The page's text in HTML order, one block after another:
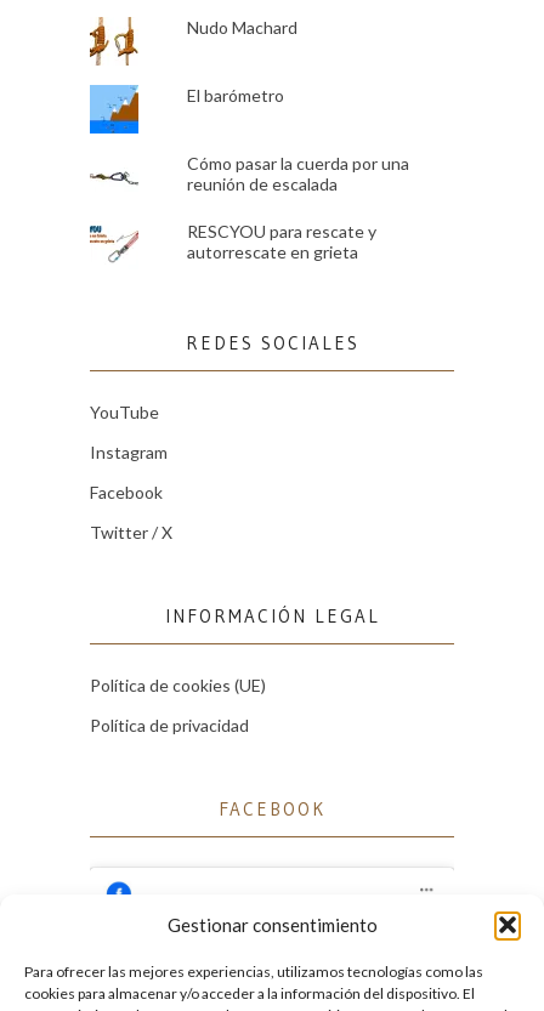
Gestionar consentimiento
Para ofrecer las mejores experiencias, utilizamos tecnologías como las
cookies para almacenar y/o acceder a la información del dispositivo. El
Nudo Machard
El barómetro
Cómo pasar la cuerda por una
reunión de escalada
RESCYOU para rescate y
autorrescate en grieta
REDES SOCIALES
YouTube
Instagram
Facebook
Twitter / X
INFORMACIÓN LEGAL
Política de cookies (UE)
Política de privacidad
FACEBOOK
Facebook
Haz clic para aceptar cookies de marketing